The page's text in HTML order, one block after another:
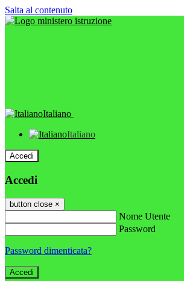
Salta al contenuto
Italiano
Italiano
Accedi
Accedi
button close ×
Nome Utente
Password
Password dimenticata?